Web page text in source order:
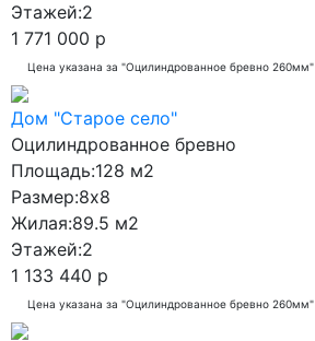
Этажей:2
1 771 000 р
Цена указана за "Оцилиндрованное бревно 260мм"
Дом "Старое село"
Оцилиндрованное бревно
Площадь:128 м2
Размер:8x8
Жилая:89.5 м2
Этажей:2
1 133 440 р
Цена указана за "Оцилиндрованное бревно 260мм"